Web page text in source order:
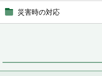
災害時の対応